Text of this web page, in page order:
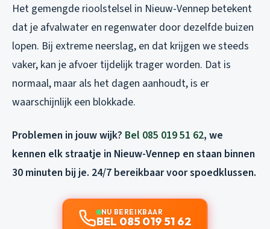
Het gemengde rioolstelsel in Nieuw-Vennep betekent
dat je afvalwater en regenwater door dezelfde buizen
lopen. Bij extreme neerslag, en dat krijgen we steeds
vaker, kan je afvoer tijdelijk trager worden. Dat is
normaal, maar als het dagen aanhoudt, is er
waarschijnlijk een blokkade.
Problemen in jouw wijk? Bel 085 019 51 62, we
kennen elk straatje in Nieuw-Vennep en staan binnen
30 minuten bij je. 24/7 bereikbaar voor spoedklussen.
NU BEREIKBAAR
BEL 085 019 51 62